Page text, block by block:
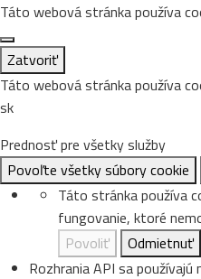
Táto webová stránka používa
Zatvoriť
Táto webová stránka používa
sk
Prednosť pre všetky služby
Povoľte všetky súbory cookie
Táto stránka používa
fungovanie, ktoré
Povoliť
Odmietnuť
Rozhrania API sa